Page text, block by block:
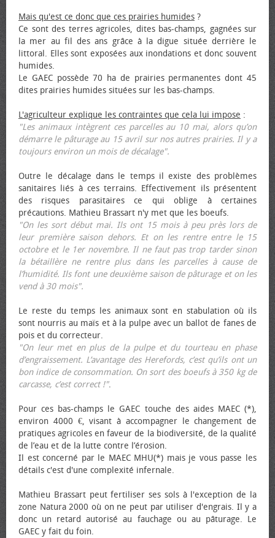
Mais qu'est ce donc que ces prairies humides ?
Ce sont des terres agricoles, dites bas-champs, gagnées sur
la mer au fil des ans grâce à la digue située derrière le
littoral. Elles sont exposées aux inondations et donc souvent
humides.
Le GAEC possède 70 ha de prairies permanentes dont 45
dites prairies humides situées sur les bas-champs.
L'agriculteur explique les contraintes que cela lui impose :
"Les animaux intègrent ces parcelles au 10 mai, alors qu’on
démarre le pâturage au 15 avril sur nos autres prairies. Il y a
toujours environ un mois de décalage".
Outre le décalage dans le temps il existe des problèmes
sanitaires liés à ces terrains. Effectivement ils présentent
des risques parasitaires ce qui oblige à certaines
précautions. Mathieu Brassart n'y met que les bœufs.
"On les sort début mai. Ils ont 15 mois à peu près lors de
leur première saison dehors. Et on les rentre entre le 15
octobre et le 1er novembre. Il ne faut pas trop tarder sinon
la bétaillère ne rentre plus dans les parcelles à cause de
l’humidité. Ils font une deuxième saison de pâturage et on les
vend à 30 mois".
Le reste du temps les animaux sont en stabulation où ils
sont nourris au maïs et à la pulpe avec un ballot de fanes de
pois et du correcteur.
"On leur met en plus de la pulpe et du tourteau en phase
d’engraissement. L’avantage des Herefords, c’est qu’ils ont un
bon indice de consommation. On sort des bœufs à 350 kg de
carcasse, c’est correct !".
Pour ces bas-champs le GAEC touche des aides MAEC (*),
environ 4000 €, visant à accompagner le changement de
pratiques agricoles en faveur de la biodiversité, de la qualité
de l’eau et de la lutte contre l’érosion.
Il est concerné par le MAEC MHU(*) mais je vous passe les
détails c'est d'une complexité infernale.
Mathieu Brassart peut fertiliser ses sols à l'exception de la
zone Natura 2000 où on ne peut par utiliser d'engrais. Il y a
donc un retard autorisé au fauchage ou au pâturage. Le
GAEC y fait du foin.